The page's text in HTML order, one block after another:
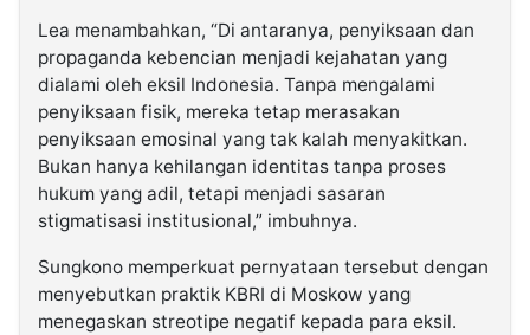
Lea menambahkan, “Di antaranya, penyiksaan dan
propaganda kebencian menjadi kejahatan yang
dialami oleh eksil Indonesia. Tanpa mengalami
penyiksaan fisik, mereka tetap merasakan
penyiksaan emosinal yang tak kalah menyakitkan.
Bukan hanya kehilangan identitas tanpa proses
hukum yang adil, tetapi menjadi sasaran
stigmatisasi institusional,” imbuhnya.
Sungkono memperkuat pernyataan tersebut dengan
menyebutkan praktik KBRI di Moskow yang
menegaskan streotipe negatif kepada para eksil.